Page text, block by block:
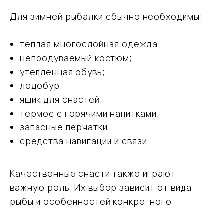
Для зимней рыбалки обычно необходимы:
теплая многослойная одежда;
непродуваемый костюм;
утепленная обувь;
ледобур;
ящик для снастей;
термос с горячими напитками;
запасные перчатки;
средства навигации и связи.
Качественные снасти также играют
важную роль. Их выбор зависит от вида
рыбы и особенностей конкретного